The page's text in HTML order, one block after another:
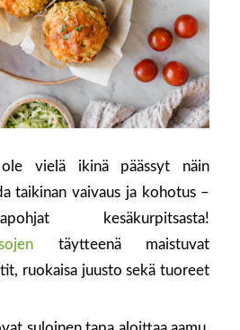
vielä ikinä päässyt näin
taikinan vaivaus ja kohotus –
kesäkurpitsasta!
täytteenä maistuvat
ruokaisa juusto sekä tuoreet